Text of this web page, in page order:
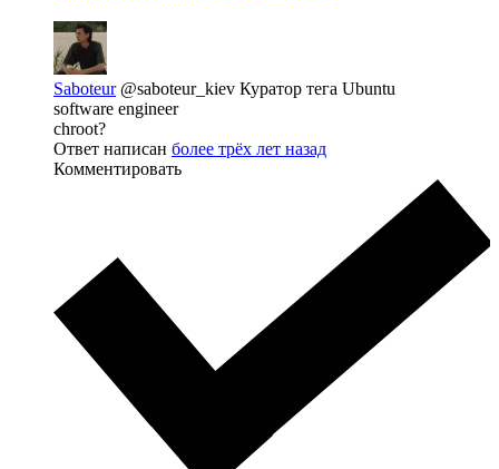
Saboteur @saboteur_kiev Куратор тега Ubuntu
software engineer
chroot?
Ответ написан более трёх лет назад
Комментировать